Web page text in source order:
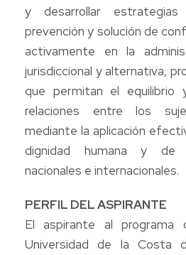
y desarrollar
prevención y solución de
activamente en la
jurisdiccional y alternativa,
que permitan el equilibrio
relaciones entre los
mediante la aplicación
dignidad humana y de
nacionales e internacionales.
PERFIL DEL ASPIRANTE
El aspirante al programa
Universidad de la Costa